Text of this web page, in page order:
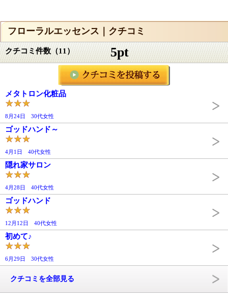
フローラルエッセンス｜クチコミ
クチコミ件数（11） 5pt
メタトロン化粧品
8月24日 30代女性
ゴッドハンド～
4月1日 40代女性
隠れ家サロン
4月28日 40代女性
ゴッドハンド
12月12日 40代女性
初めて♪
6月29日 30代女性
クチコミを全部見る